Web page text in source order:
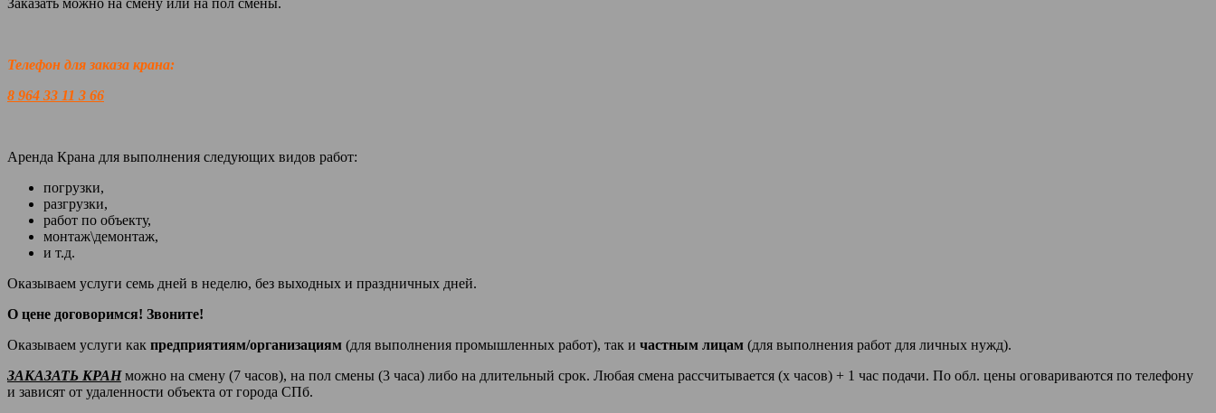
Телефон для заказа крана:
8 964 33 11 3 66
Аренда Крана для выполнения следующих видов работ:
погрузки,
разгрузки,
работ по объекту,
монтаж\демонтаж,
и т.д.
Оказываем услуги семь дней в неделю, без выходных и праздничных дней.
О цене договоримся! Звоните!
Оказываем услуги как предприятиям/организациям (для выполнения промышленных работ), так и частным лицам (для выполнения работ для личных нужд).
ЗАКАЗАТЬ КРАНможно на смену (7 часов), на пол смены (3 часа) либо на длительный срок. Любая смена рассчитывается (х часов) + 1 час подачи. По обл. цены оговариваются по телефону
и зависят от удаленности объекта от города СПб.